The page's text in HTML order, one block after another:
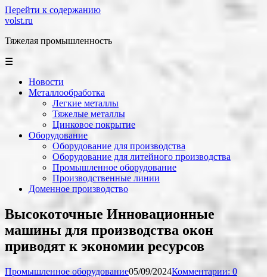
Перейти к содержанию
volst.ru
Тяжелая промышленность
☰
Новости
Металлообработка
Легкие металлы
Тяжелые металлы
Цинковое покрытие
Оборудование
Оборудование для производства
Оборудование для литейного производства
Промышленное оборудование
Производственные линии
Доменное производство
Высокоточные Инновационные
машины для производства окон
приводят к экономии ресурсов
Промышленное оборудование05/09/2024Комментарии: 0